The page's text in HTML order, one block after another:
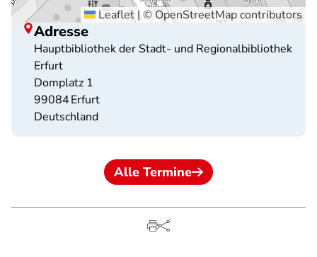
Leaflet | © OpenStreetMapcontributors
Adresse
Hauptbibliothek der Stadt- und Regionalbibliothek
Erfurt
Domplatz 1
99084Erfurt
Deutschland
Alle Termine